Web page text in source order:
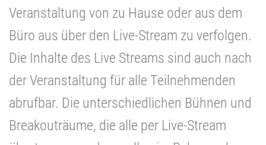
Veranstaltung von zu Hause oder aus dem
Büro aus über den Live-Stream zu verfolgen.
Die Inhalte des Live Streams sind auch nach
der Veranstaltung für alle Teilnehmenden
abrufbar. Die unterschiedlichen Bühnen und
Breakouträume, die alle per Live-Stream